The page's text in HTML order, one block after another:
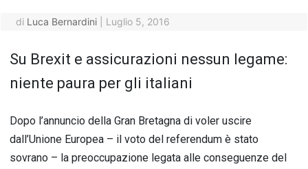
di Luca Bernardini Luglio 5, 2016
Su Brexit e assicurazioni nessun legame:
niente paura per gli italiani
Dopo l’annuncio della Gran Bretagna di voler uscire
dall’Unione Europea – il voto del referendum è stato
sovrano – la preoccupazione legata alle conseguenze del